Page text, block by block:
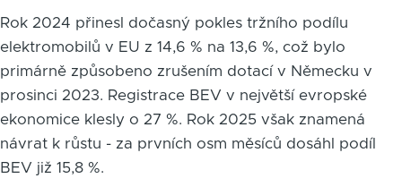
Rok 2024 přinesl dočasný pokles tržního podílu
elektromobilů v EU z 14,6 % na 13,6 %, což bylo
primárně způsobeno zrušením dotací v Německu v
prosinci 2023. Registrace BEV v největší evropské
ekonomice klesly o 27 %. Rok 2025 však znamená
návrat k růstu - za prvních osm měsíců dosáhl podíl
BEV již 15,8 %.